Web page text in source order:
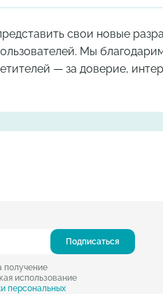
свои новые
Мы
— за доверие,
Подписаться
получение
использование
персональных